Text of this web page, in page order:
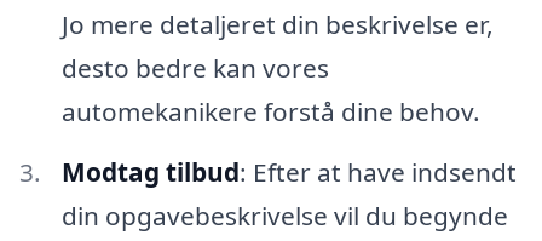
Jo mere detaljeret din beskrivelse er,
desto bedre kan vores
automekanikere forstå dine behov.
Modtag tilbud: Efter at have indsendt
din opgavebeskrivelse vil du begynde